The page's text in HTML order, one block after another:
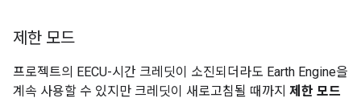
제한 모드
프로젝트의 EECU-시간 크레딧이 소진되더라도 Earth Engine을
계속 사용할 수 있지만 크레딧이 새로고침될 때까지 제한 모드